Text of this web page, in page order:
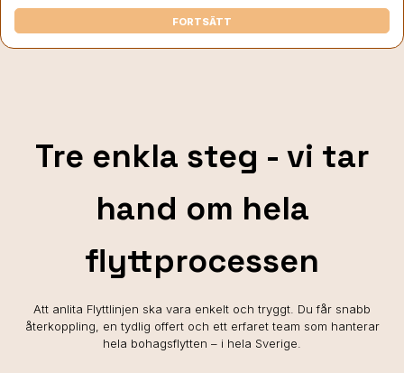
FORTSÄTT
Tre enkla steg - vi tar
hand om hela
flyttprocessen
Att anlita Flyttlinjen ska vara enkelt och tryggt. Du får snabb
återkoppling, en tydlig offert och ett erfaret team som hanterar
hela bohagsflytten – i hela Sverige.